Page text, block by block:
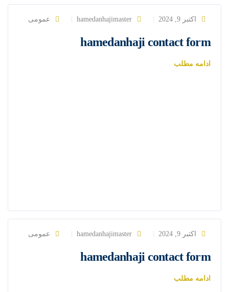
اکتبر 9, 2024 hamedanhajimaster عمومی
hamedanhaji contact form
ادامه مطلب
اکتبر 9, 2024 hamedanhajimaster عمومی
hamedanhaji contact form
ادامه مطلب